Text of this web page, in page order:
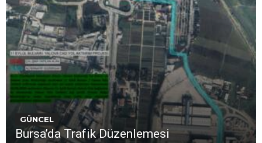
GÜNCEL
Bursa’da Trafik Düzenlemesi